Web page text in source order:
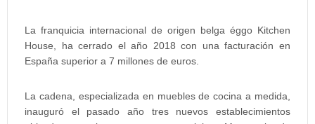
La franquicia internacional de origen belga éggo Kitchen
House, ha cerrado el año 2018 con una facturación en
España superior a 7 millones de euros.
La cadena, especializada en muebles de cocina a medida,
inauguró el pasado año tres nuevos establecimientos